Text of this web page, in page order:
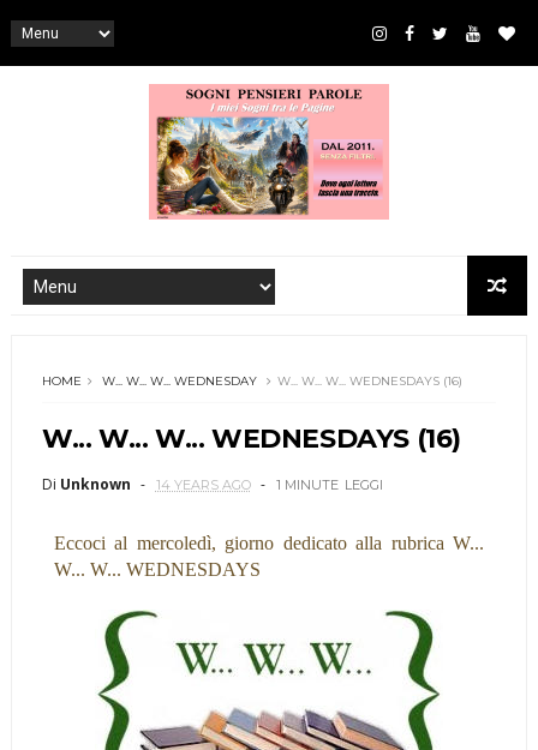
HOME W... W... W... WEDNESDAY W... W... W... WEDNESDAYS (16)
W... W... W... WEDNESDAYS (16)
Di Unknown 14 YEARS AGO 1 MINUTE LEGGI
Eccoci al mercoledì, giorno dedicato alla rubrica W...
W... W... WEDNESDAYS